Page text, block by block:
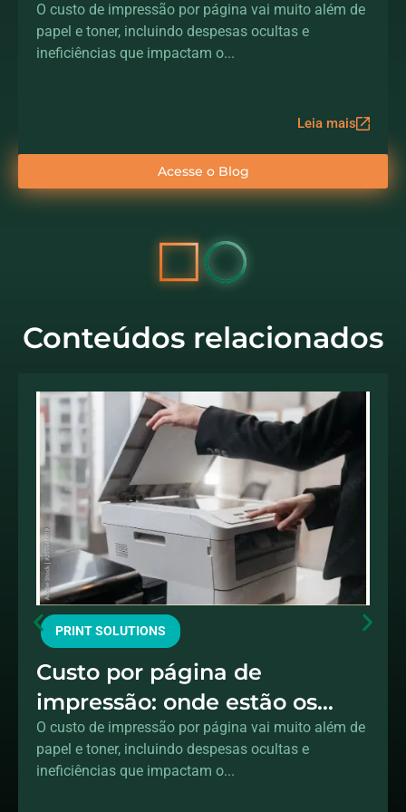
gastos ocultos?
O custo de impressão por página vai muito além de
papel e toner, incluindo despesas ocultas e
ineficiências que impactam o...
Leia mais
Acesse o Blog
Conteúdos relacionados
PRINT SOLUTIONS
Custo por página de
impressão: onde estão os
gastos ocultos?
O custo de impressão por página vai muito além de
papel e toner, incluindo despesas ocultas e
ineficiências que impactam o...